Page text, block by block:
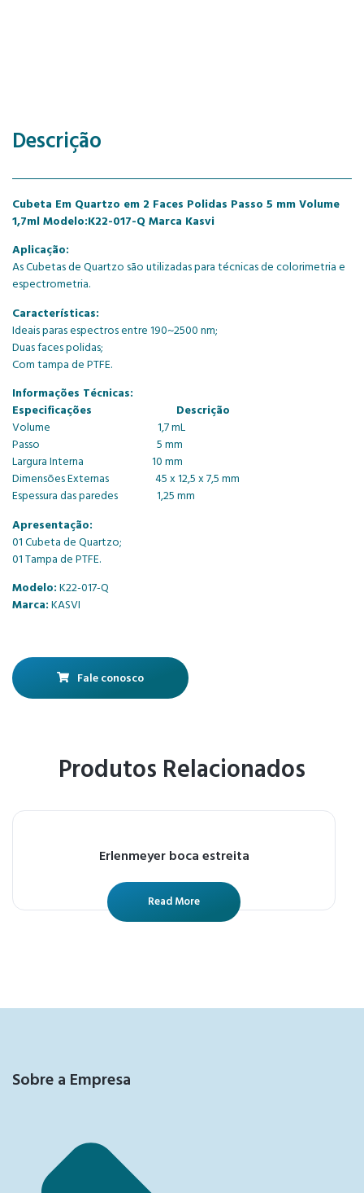
Descrição
Cubeta Em Quartzo em 2 Faces Polidas Passo 5 mm Volume
1,7ml Modelo:K22-017-Q Marca Kasvi
Aplicação:
As Cubetas de Quartzo são utilizadas para técnicas de colorimetria e
espectrometria.
Características:
Ideais paras espectros entre 190~2500 nm;
Duas faces polidas;
Com tampa de PTFE.
Informações Técnicas:
Especificações Descrição
Volume 1,7 mL
Passo 5 mm
Largura Interna 10 mm
Dimensões Externas 45 x 12,5 x 7,5 mm
Espessura das paredes 1,25 mm
Apresentação:
01 Cubeta de Quartzo;
01 Tampa de PTFE.
Modelo:K22-017-Q
Marca:KASVI
Fale conosco
Produtos Relacionados
Erlenmeyer boca estreita
Read More
Sobre a Empresa